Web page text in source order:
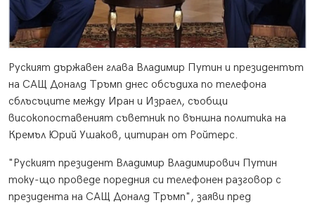
Руският държавен глава Владимир Путин и президентът
на САЩ Доналд Тръмп днес обсъдиха по телефона
сблъсъците между Иран и Израел, съобщи
високопоставеният съветник по външна политика на
Кремъл Юрий Ушаков, цитиран от Ройтерс.
"Руският президент Владимир Владимирович Путин
току-що проведе поредния си телефонен разговор с
президента на САЩ Доналд Тръмп", заяви пред